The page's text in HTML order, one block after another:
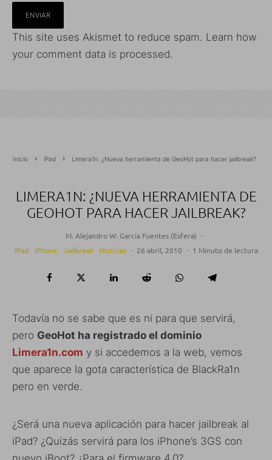
This site uses Akismet to reduce spam. Learn how
your comment data is processed.
Inicio iPad Limera1n: ¿Nueva herramienta de GeoHot para hacer jailbreak?
LIMERA1N: ¿NUEVA HERRAMIENTA DE
GEOHOT PARA HACER JAILBREAK?
M. Alejandro W. García Fuentes (Esfera) ·
iPad
iPhone Jailbreak Noticias · 26 abril, 2010 · 1 Minuto de lectura
Todavía no se sabe que es ni para que servirá,
pero GeoHot ha registrado el dominio
Limera1n.com y si accedemos a la web, vemos
que aparece la gota característica de BlackRa1n
pero en verde.
¿Será una nueva aplicación para hacer jailbreak al
iPad? ¿Quizás servirá para los iPhone’s 3GS con